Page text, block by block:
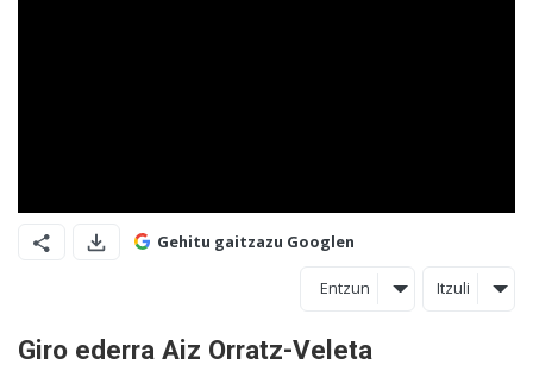
Gehitu gaitzazu Googlen
Entzun Itzuli
Giro ederra Aiz Orratz-Veleta